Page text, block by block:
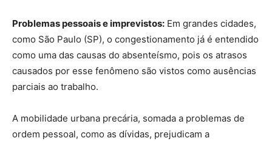
Problemas pessoais e imprevistos: Em grandes cidades,
como São Paulo (SP), o congestionamento já é entendido
como uma das causas do absenteísmo, pois os atrasos
causados por esse fenômeno são vistos como ausências
parciais ao trabalho.
A mobilidade urbana precária, somada a problemas de
ordem pessoal, como as dívidas, prejudicam a